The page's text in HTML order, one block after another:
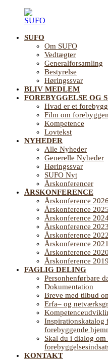
Landsforening
Sundhedsfremme
Forebyggelse
ældreområdet
SUFO
Om SUFO
Vedtægter
Generalforsamling
Bestyrelse
Høringssvar
BLIV MEDLEM
FOREBYGGELSE OG
Hvad er et
Film om
Kompetence
Lovtekst
NYHEDER
Alle Nyheder
Generelle Nyheder
Høringssvar
SUFO Nyt
Årskonferencer
ÅRSKONFERENCE
Årskonference 2026
Årskonference 2025
Årskonference
Årskonference 2023
Årskonference 2022
Årskonference 2021
Årskonference 2020
Årskonference 2019
FAGLIG DELING
Personhenførbare
Dokumentation
Breve med tilbud
Erfa– og
Inspirationskatalog
forebyggende
Skal du i dialog om
KONTAKT